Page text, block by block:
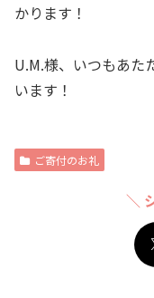
かります！
U.M.様、いつもあた
います！
ご寄付のお礼
＼